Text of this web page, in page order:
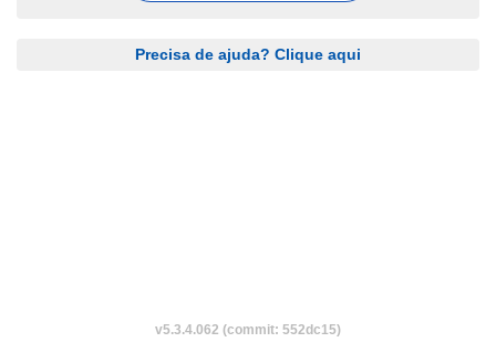
Precisa de ajuda? Clique aqui
v5.3.4.062 (commit: 552dc15)